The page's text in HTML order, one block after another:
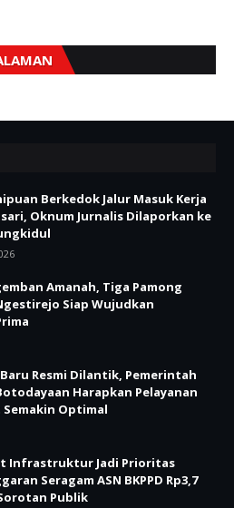
Berkedok Jalur Masuk Kerja
Oknum Jurnalis Dilaporkan ke
Amanah, Tiga Pamong
Siap Wujudkan
Resmi Dilantik, Pemerintah
Harapkan Pelayanan
Optimal
Infrastruktur Jadi Prioritas
Seragam ASN BKPPD Rp3,7
Publik